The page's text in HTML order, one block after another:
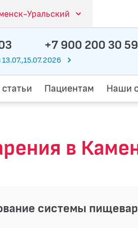
Уральский
+7 900 200 30 59
13.07.,15.07.2026
Пациентам Наши
в
системы